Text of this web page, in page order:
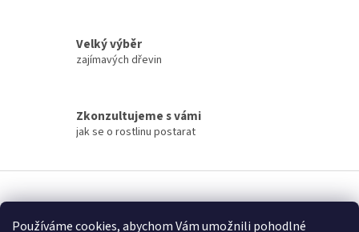
Používáme cookies, abychom Vám umožnili pohodlné
s
u
Velký výběr
zajímavých dřevin
Zkonzultujeme s vámi
jak se o rostlinu postarat
á
p